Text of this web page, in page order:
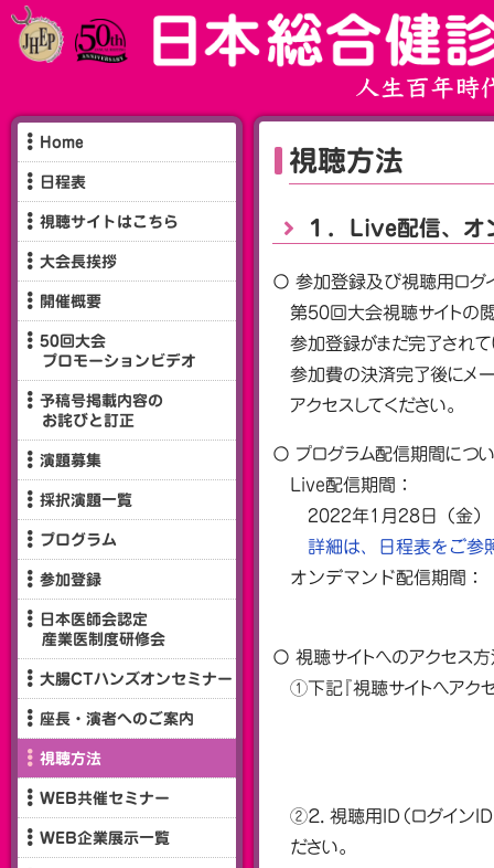
Home
日程表
視聴サイトはこちら
大会長挨拶
開催概要
50回大会
プロモーションビデオ
予稿号掲載内容の
お詫びと訂正
演題募集
採択演題一覧
プログラム
参加登録
日本医師会認定
産業医制度研修会
大腸CTハンズオンセミナー
座長・演者へのご案内
視聴方法
WEB共催セミナー
WEB企業展示一覧
視聴方法
１．Live配信、オ
〇 参加登録及び視聴用ログ
第50回大会視聴サイトの
参加登録がまだ完了されて
参加費の決済完了後にメー
アクセスしてください。
〇 プログラム配信期間につ
Live配信期間：
2022年1月28日（金）
詳細は、日程表をご参
オンデマンド配信期間
〇 視聴サイトへのアクセス
①下記『視聴サイトへアクセ
②２． 視聴用ID（ログイン
ださい。